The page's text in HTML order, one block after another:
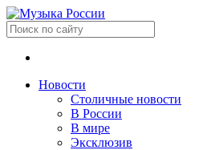
Новости
Столичные новости
В России
В мире
Эксклюзив